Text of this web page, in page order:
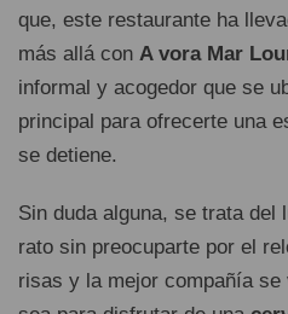
que, este restaurante ha
más allá con A vora Mar
informal y acogedor que se
principal para ofrecerte una
se detiene.
Sin duda alguna, se trata del
rato sin preocuparte por el
risas y la mejor compañía